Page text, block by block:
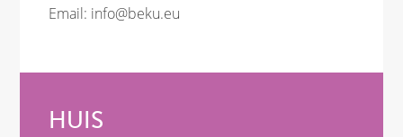
Email: info@beku.eu
HUIS